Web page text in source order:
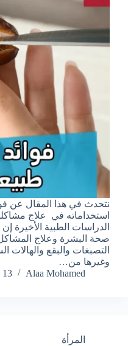
نتحدث في هذا المقال عن
استخداماته في علاج
الدراسات الطبية الأخيرة
صحة البشرة وعلاج
التصبغات والبقع
وغيرها من…
Alaa Mohamed
13 سبتمبر، 2023
المرأة